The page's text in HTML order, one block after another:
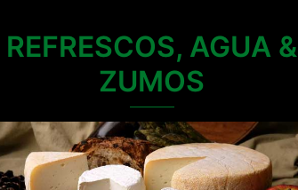
REFRESCOS, AGUA &
ZUMOS